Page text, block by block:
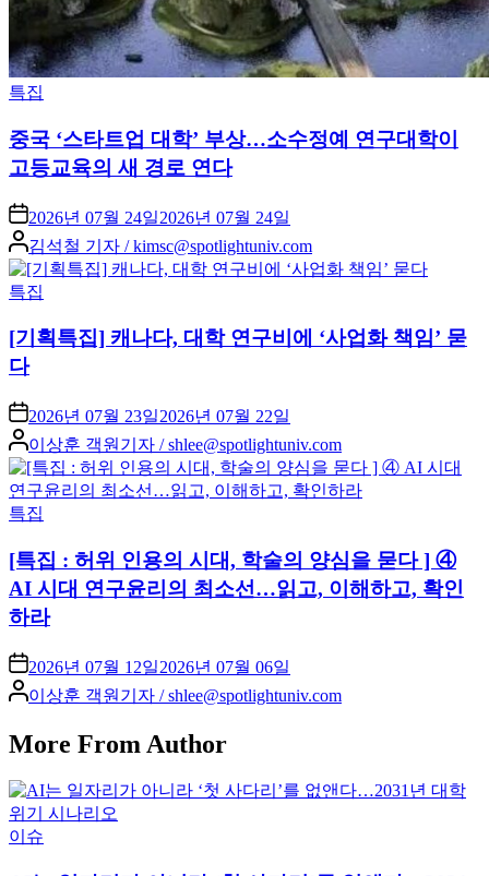
Posted
특집
중국 ‘스타트업 대학’ 부상…소수정예 연구대학이
고등교육의 새 경로 연다
2026년 07월 24일2026년 07월 24일
Posted
by
김석철 기자 / kimsc@spotlightuniv.com
Posted
특집
[기획특집] 캐나다, 대학 연구비에 ‘사업화 책임’ 묻
다
2026년 07월 23일2026년 07월 22일
Posted
by
이상훈 객원기자 / shlee@spotlightuniv.com
Posted
특집
[특집 : 허위 인용의 시대, 학술의 양심을 묻다 ] ④
AI 시대 연구윤리의 최소선…읽고, 이해하고, 확인
하라
2026년 07월 12일2026년 07월 06일
Posted
by
이상훈 객원기자 / shlee@spotlightuniv.com
More From Author
Posted
이슈